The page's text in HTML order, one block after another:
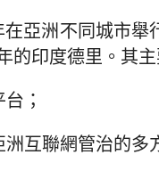
亞洲不同城市
印度德里。其主
；
互聯網管治的多